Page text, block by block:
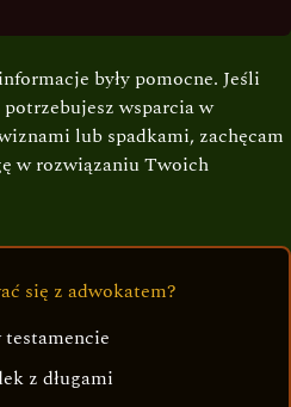
były pomocne. Jeśli
wsparcia w
lub spadkami, zachęcam
w rozwiązaniu Twoich
się z adwokatem?
testamencie
z długami